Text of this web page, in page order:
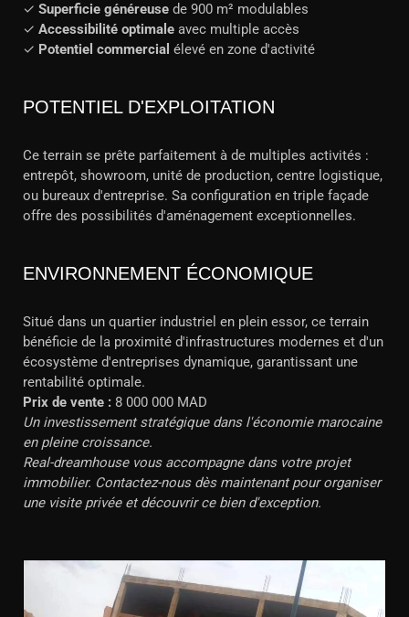
✓ Superficie généreuse de 900 m² modulables
✓ Accessibilité optimale avec multiple accès
✓ Potentiel commercial élevé en zone d'activité
POTENTIEL D'EXPLOITATION
Ce terrain se prête parfaitement à de multiples activités :
entrepôt, showroom, unité de production, centre logistique,
ou bureaux d'entreprise. Sa configuration en triple façade
offre des possibilités d'aménagement exceptionnelles.
ENVIRONNEMENT ÉCONOMIQUE
Situé dans un quartier industriel en plein essor, ce terrain
bénéficie de la proximité d'infrastructures modernes et d'un
écosystème d'entreprises dynamique, garantissant une
rentabilité optimale.
Prix de vente : 8 000 000 MAD
Un investissement stratégique dans l'économie marocaine
en pleine croissance.
Real-dreamhouse vous accompagne dans votre projet
immobilier. Contactez-nous dès maintenant pour organiser
une visite privée et découvrir ce bien d'exception.